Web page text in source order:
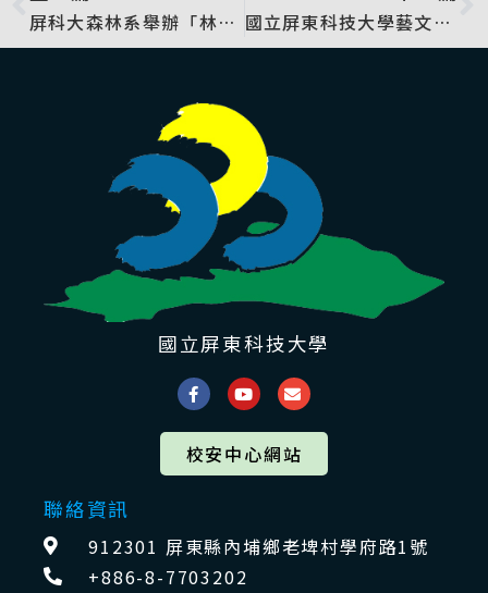
屏科大森林系舉辦「林感．從林開始」活動 國立屏東科技大學藝文中心即日起至7月24日舉辦「從內心慢慢亮起-cc創作個展」
國立屏東科技大學
校安中心網站
聯絡資訊
912301 屏東縣內埔鄉老埤村學府路1號
+886-8-7703202